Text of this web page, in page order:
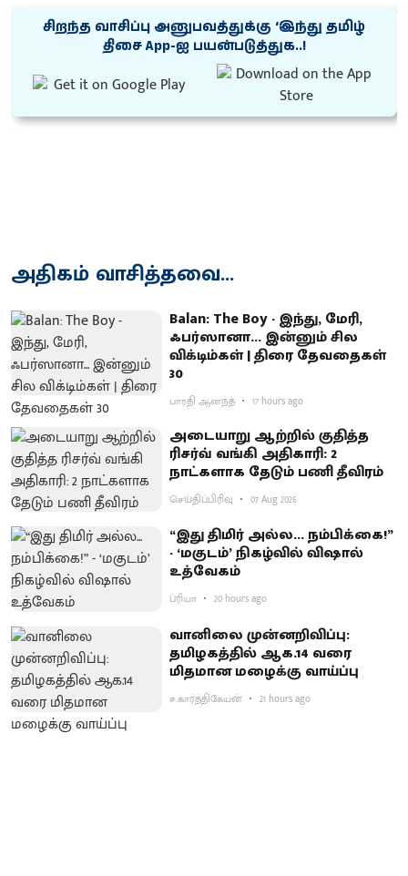
சிறந்த வாசிப்பு அனுபவத்துக்கு ‘இந்து தமிழ்
திசை App-ஐ பயன்படுத்துக..!
அதிகம் வாசித்தவை...
Balan: The Boy - இந்து, மேரி,
ஃபர்ஸானா... இன்னும் சில
விக்டிம்கள் | திரை தேவதைகள்
30
பாரதி ஆனந்த் 17 hours ago
அடையாறு ஆற்றில் குதித்த
ரிசர்வ் வங்கி அதிகாரி: 2
நாட்களாக தேடும் பணி தீவிரம்
செய்திப்பிரிவு 07 Aug 2026
“இது திமிர் அல்ல... நம்பிக்கை!”
- ‘மகுடம்’ நிகழ்வில் விஷால்
உத்வேகம்
ப்ரியா 20 hours ago
வானிலை முன்னறிவிப்பு:
தமிழகத்தில் ஆக.14 வரை
மிதமான மழைக்கு வாய்ப்பு
ச.கார்த்திகேயன் 21 hours ago